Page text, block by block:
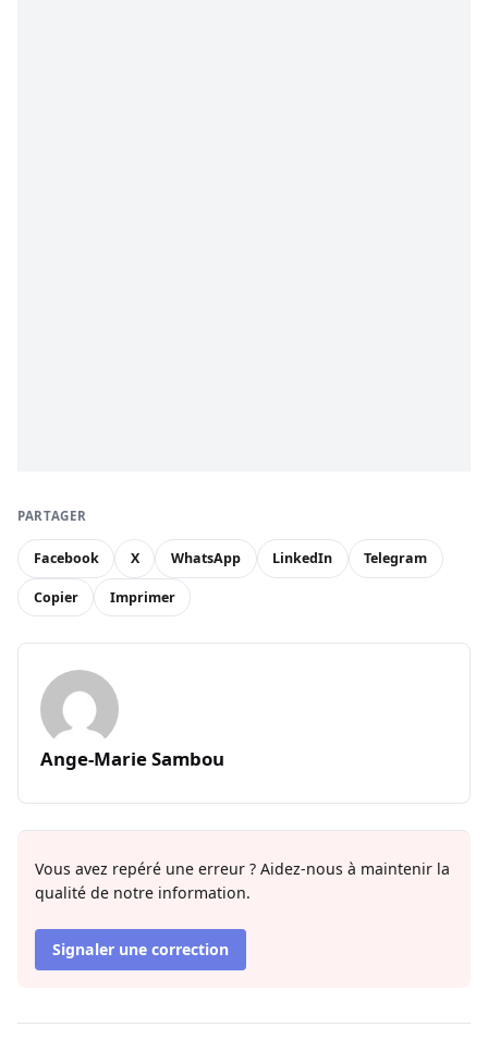
PARTAGER
Facebook X WhatsApp LinkedIn Telegram
Copier Imprimer
Ange-Marie Sambou
Vous avez repéré une erreur ? Aidez-nous à maintenir la
qualité de notre information.
Signaler une correction